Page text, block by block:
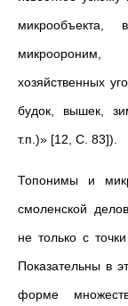
микрообъекта,
микроороним,
хозяйственных
будок, вышек,
т.п.)» [12, С. 83]).
Топонимы и
смоленской
не только с
Показательны в
форме